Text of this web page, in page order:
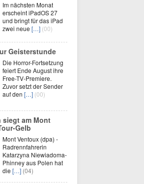
Im nächsten Monat
erscheint iPadOS 27
und bringt für das iPad
zwei neue […] (00)
Geisterstunde
Die Horror-Fortsetzung
feiert Ende August ihre
Free-TV-Premiere.
Zuvor setzt der Sender
auf den […] (00)
siegt am Mont
Gelb
Mont Ventoux (dpa) -
Radrennfahrerin
Katarzyna Niewiadoma-
Phinney aus Polen hat
die […] (04)